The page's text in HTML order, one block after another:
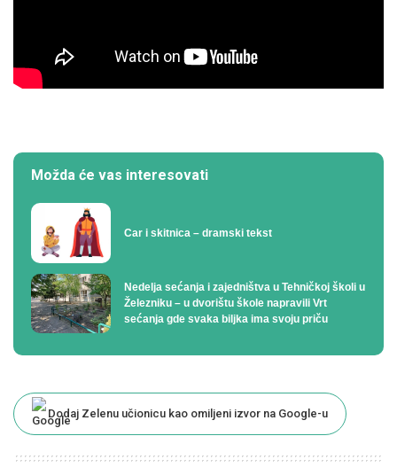
Možda će vas interesovati
Car i skitnica – dramski tekst
Nedelja sećanja i zajedništva u Tehničkoj školi u
Železniku – u dvorištu škole napravili Vrt
sećanja gde svaka biljka ima svoju priču
Dodaj Zelenu učionicu kao omiljeni izvor na Google-u